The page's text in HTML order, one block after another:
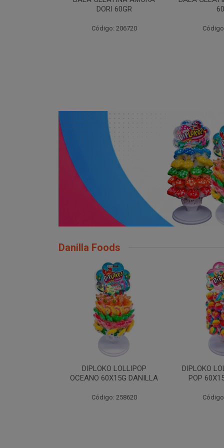
60GR
Código: 206717
Danilla Foods
DIPLOKO LOLLIPOP ARCO
POP 60X15G DANILLA
Código: 258621
DIPLOKO
CUBO